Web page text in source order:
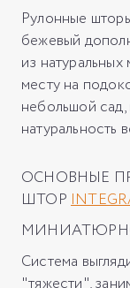
Рулонные
бежевый
из
месту на
небольшой
натуральность
ОСНОВНЫЕ
ШТОР
Система
"тяжести",